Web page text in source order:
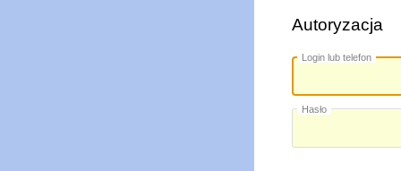
Autoryzacja
Login lub telefon
Hasło